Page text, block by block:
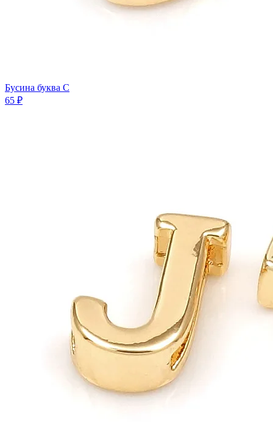
Бусина буква C
65 ₽